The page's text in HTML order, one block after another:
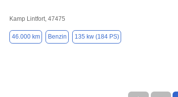
Kamp Lintfort, 47475
46.000 km Benzin 135 kw (184 PS)